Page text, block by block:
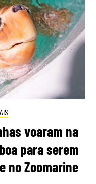
voaram na
para serem
no Zoomarine